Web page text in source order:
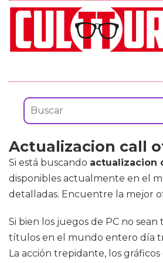
Actualizacion call
Si está buscando actualizacion
disponibles actualmente en el
detalladas. Encuentre la mejor
Si bien los juegos de PC no
títulos en el mundo entero día
La acción trepidante, los